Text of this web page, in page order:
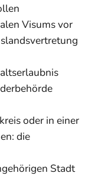
Visums vor
oder in einer
die
Stadt